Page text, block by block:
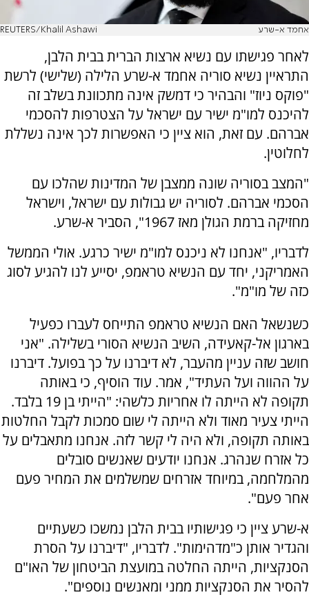
אחמד א-שרע REUTERS/Khalil Ashawi
לאחר פגישתו עם נשיא ארצות הברית בבית הלבן,
התראיין נשיא סוריה אחמד א-שרע הלילה (שלישי) לרשת
"פוקס ניוז" והבהיר כי דמשק אינה מתכוונת בשלב זה
להיכנס למו"מ ישיר עם ישראל על הצטרפות להסכמי
אברהם. עם זאת, הוא ציין כי האפשרות לכך אינה נשללת
לחלוטין.
"המצב בסוריה שונה ממצבן של המדינות שהלכו עם
הסכמי אברהם. לסוריה יש גבולות עם ישראל, וישראל
מחזיקה ברמת הגולן מאז 1967", הסביר א-שרע.
לדבריו, "אנחנו לא ניכנס למו"מ ישיר כרגע. אולי הממשל
האמריקני, יחד עם הנשיא טראמפ, יסייע לנו להגיע לסוג
כזה של מו"מ".
כשנשאל האם הנשיא טראמפ התייחס לעברו כפעיל
בארגון אל-קאעידה, השיב הנשיא הסורי בשלילה. "אני
חושב שזה עניין מהעבר, לא דיברנו על כך בפועל. דיברנו
על ההווה ועל העתיד", אמר. עוד הוסיף, כי באותה
תקופה לא הייתה לו אחריות כלשהי: "הייתי בן 19 בלבד.
הייתי צעיר מאוד ולא הייתה לי שום סמכות לקבל החלטות
באותה תקופה, ולא היה לי קשר לזה. אנחנו מתאבלים על
כל אזרח שנהרג. אנחנו יודעים שאנשים סובלים
מהמלחמה, במיוחד אזרחים שמשלמים את המחיר פעם
אחר פעם".
א-שרע ציין כי פגישותיו בבית הלבן נמשכו כשעתיים
והגדיר אותן כ"מדהימות". לדבריו, "דיברנו על הסרת
הסנקציות, הייתה החלטה במועצת הביטחון של האו"ם
להסיר את הסנקציות ממני ומאנשים נוספים".